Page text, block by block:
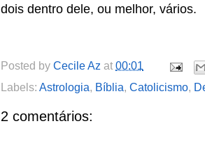
dois dentro dele, ou melhor, vários.
Posted by Cecile Az at 00:01
Labels: Astrologia, Bíblia, Catolicismo,
2 comentários: